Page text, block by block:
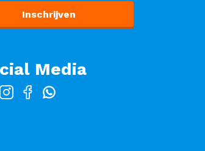
Media